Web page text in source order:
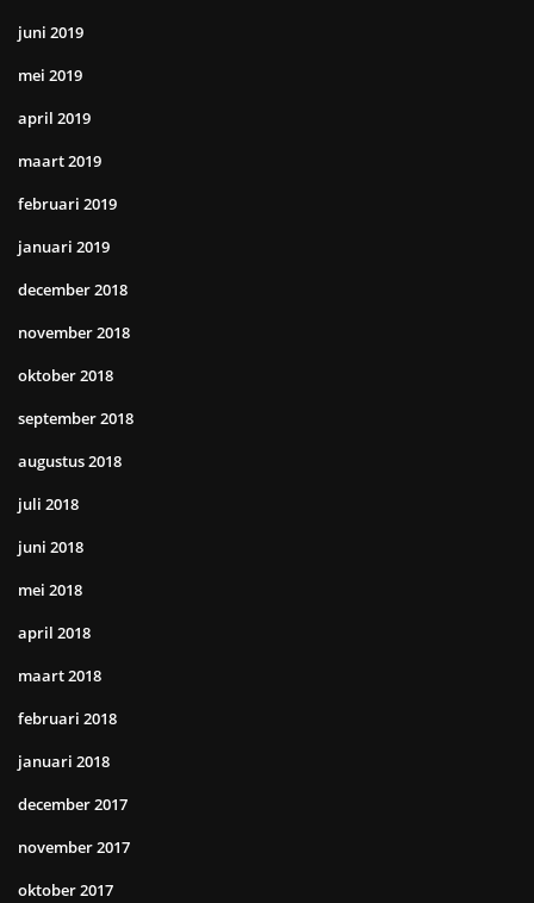
juni 2019
mei 2019
april 2019
maart 2019
februari 2019
januari 2019
december 2018
november 2018
oktober 2018
september 2018
augustus 2018
juli 2018
juni 2018
mei 2018
april 2018
maart 2018
februari 2018
januari 2018
december 2017
november 2017
oktober 2017